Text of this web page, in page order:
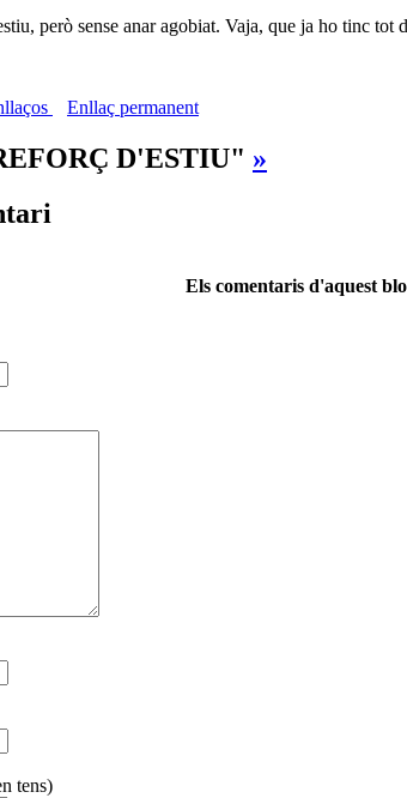
però sense anar agobiat. Vaja, que ja ho tinc tot
Enllaç permanent
D'ESTIU" »
Els comentaris d'aquest
tens)